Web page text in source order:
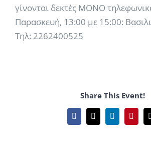
γίνονται δεκτές ΜΟΝΟ
Παρασκευή, 13:00 με 15:00:
Τηλ: 2262400525
Share This Event!
Facebook
X LinkedIn